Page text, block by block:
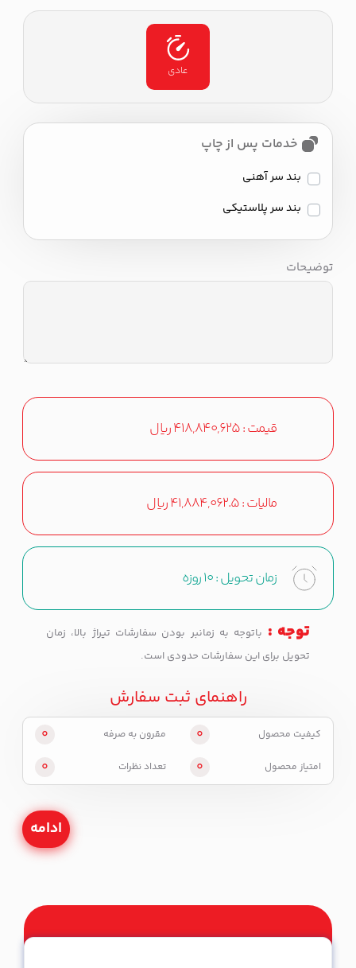
عادی
خدمات پس از چاپ
بند سر آهنی
بند سر پلاستیکی
توضیحات
قیمت :418,840,625ریال
مالیات :41,884,062.5ریال
زمان تحویل :10 روزه
توجه : باتوجه به زمانبر بودن سفارشات تیراژ بالا، زمان
تحویل برای این سفارشات حدودی است.
راهنمای ثبت سفارش
کیفیت محصول 0 مقرون به صرفه 0
امتیاز محصول 0 تعداد نظرات 0
ادامه